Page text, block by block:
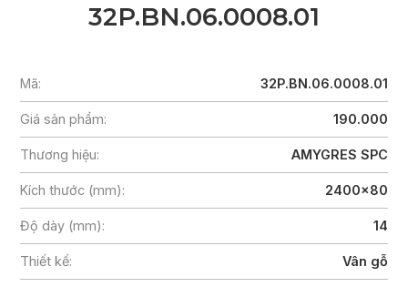
32P.BN.06.0008.01
Mã: 32P.BN.06.0008.01
Giá sản phẩm: 190.000
Thương hiệu: AMYGRES SPC
Kích thước (mm): 2400x80
Độ dày (mm): 14
Thiết kế: Vân gỗ